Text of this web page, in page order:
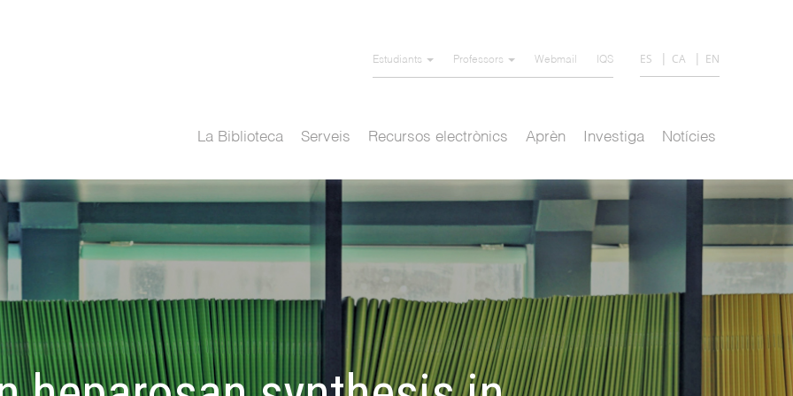
Estudiants Professors Webmail IQS ES CA EN
La Biblioteca Serveis Recursos electrònics Aprèn Investiga Notícies